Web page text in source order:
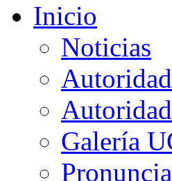
Inicio
Noticias
Galería